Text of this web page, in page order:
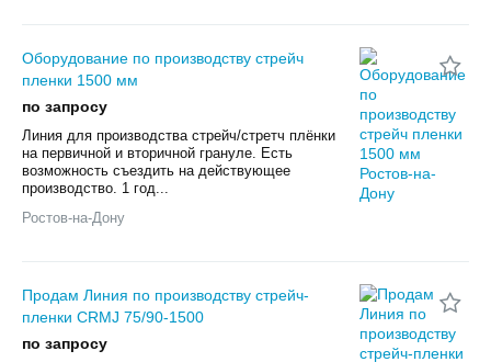
Оборудование по производству стрейч
пленки 1500 мм
по запросу
Линия для производства стрейч/стретч плёнки
на первичной и вторичной грануле. Есть
возможность съездить на действующее
производство. 1 год...
Ростов-на-Дону
Продам Линия по производству стрейч-
пленки CRMJ 75/90-1500
по запросу